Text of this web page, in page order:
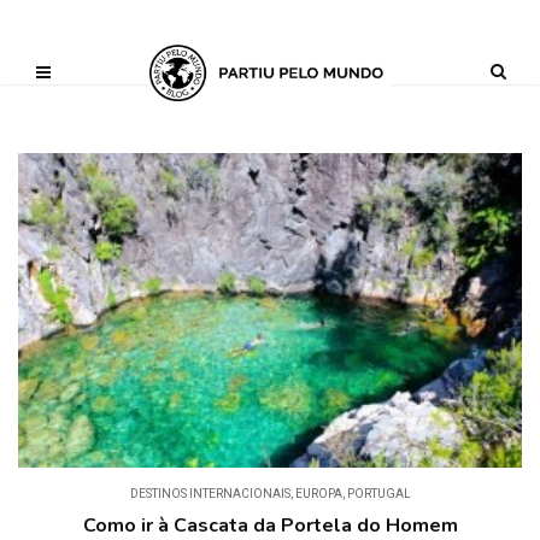
('AI_CONTENT_MARKER_NO_GET_SIDEBAR', true);
DESTINOS INTERNACIONAIS, EUROPA, PORTUGAL
Como ir à Cascata da Portela do Homem